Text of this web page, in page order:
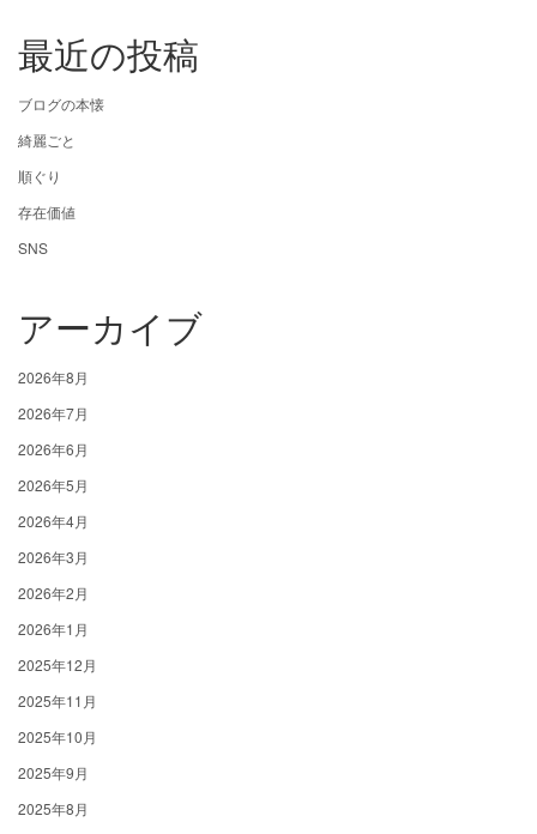
最近の投稿
ブログの本懐
綺麗ごと
順ぐり
存在価値
SNS
アーカイブ
2026年8月
2026年7月
2026年6月
2026年5月
2026年4月
2026年3月
2026年2月
2026年1月
2025年12月
2025年11月
2025年10月
2025年9月
2025年8月